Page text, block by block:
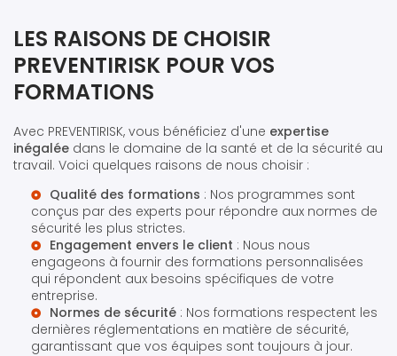
LES RAISONS DE CHOISIR
PREVENTIRISK POUR VOS
FORMATIONS
Avec PREVENTIRISK, vous bénéficiez d'une expertise
inégalée dans le domaine de la santé et de la sécurité au
travail. Voici quelques raisons de nous choisir :
Qualité des formations : Nos programmes sont
conçus par des experts pour répondre aux normes de
sécurité les plus strictes.
Engagement envers le client : Nous nous
engageons à fournir des formations personnalisées
qui répondent aux besoins spécifiques de votre
entreprise.
Normes de sécurité : Nos formations respectent les
dernières réglementations en matière de sécurité,
garantissant que vos équipes sont toujours à jour.